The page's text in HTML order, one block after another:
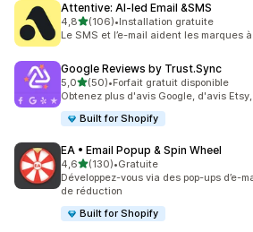
Attentive: AI‑led Email &SMS
4,8étoile(s) sur 5
(106)
106 avis au total
•Installation gratuite
Le SMS et l’e-mail aident les marques
Google Reviews by Trust.Sync
5,0étoile(s) sur 5
(50)
50 avis au total
•Forfait gratuit disponible
Obtenez plus d'avis Google, d'avis
Built for Shopify
EA • Email Popup & Spin Wheel
4,6étoile(s) sur 5
(130)
130 avis au total
•Gratuite
Développez-vous via des pop-ups d’e-
de réduction
Built for Shopify